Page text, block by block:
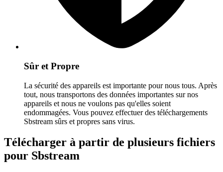
Sûr et Propre
La sécurité des appareils est importante pour nous tous. Après
tout, nous transportons des données importantes sur nos
appareils et nous ne voulons pas qu'elles soient
endommagées. Vous pouvez effectuer des téléchargements
Sbstream sûrs et propres sans virus.
Télécharger à partir de plusieurs fichiers
pour Sbstream